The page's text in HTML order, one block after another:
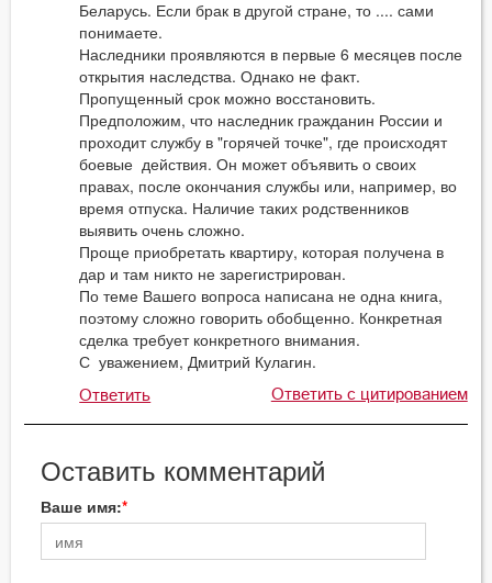
Беларусь. Если брак в другой стране, то .... сами
понимаете.
Наследники проявляются в первые 6 месяцев после
открытия наследства. Однако не факт.
Пропущенный срок можно восстановить.
Предположим, что наследник гражданин России и
проходит службу в "горячей точке", где происходят
боевые действия. Он может объявить о своих
правах, после окончания службы или, например, во
время отпуска. Наличие таких родственников
выявить очень сложно.
Проще приобретать квартиру, которая получена в
дар и там никто не зарегистрирован.
По теме Вашего вопроса написана не одна книга,
поэтому сложно говорить обобщенно. Конкретная
сделка требует конкретного внимания.
С уважением, Дмитрий Кулагин.
Ответить Ответить с цитированием
Оставить комментарий
Ваше имя: